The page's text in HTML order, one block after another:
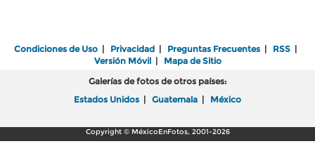
Condiciones de Uso | Privacidad | Preguntas Frecuentes | RSS |
Versión Móvil| Mapa de Sitio
Galerías de fotos de otros países:
Estados Unidos | Guatemala | México
Copyright © MéxicoEnFotos, 2001-2026